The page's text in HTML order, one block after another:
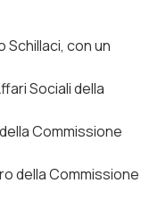
Schillaci, con un
Sociali della
Commissione
della Commissione